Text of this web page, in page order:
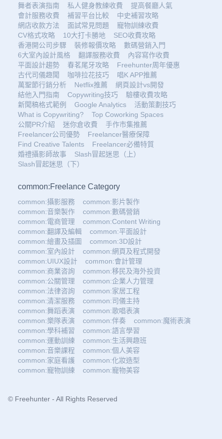
舞者表演指南
私人健身教練收費
提高餐廳人氣
會計服務收費
補習平台比較
中史補習攻略
網店收款方法
面試常見問題
寵物訓練收費
CV格式攻略
10大打卡勝地
SEO收費攻略
香港開公司步驟
裝修報價攻略
數碼營銷入門
6大室內設計風格
翻譯服務收費
內容寫作收費
平面設計趨勢
春茗尾牙攻略
Freehunter周年優惠
古代司儀趣聞
咖啡拉花技巧
唱K APP推薦
萬聖節行銷分析
Netflix推薦
網頁設計vs開發
結他入門指南
Copywriting技巧
驗樓收費攻略
新聞稿格式範例
Google Analytics
活動策劃技巧
What is Copywriting?
Top Coworking Spaces
公關PR介紹
迷你倉收費
手作市集推薦
Freelancer公司優勢
Freelancer醫療保障
Find Creative Talents
Freelancer必備特質
婚禮攝影師故事
Slash冒起迷思（上）
Slash冒起迷思（下）
common:Freelance Category
common:攝影服務
common:影片製作
common:音樂製作
common:數碼營銷
common:電商管理
common:Content Writing
common:翻譯及編輯
common:平面設計
common:繪畫及插圖
common:3D設計
common:室內設計
common:網頁及程式開發
common:UIUX設計
common:會計管理
common:商業咨詢
common:移民及海外投資
common:公關管理
common:企業人力管理
common:法律咨詢
common:家居工程
common:清潔服務
common:司儀主持
common:舞蹈表演
common:歌唱表演
common:樂隊表演
common:伴奏
common:魔術表演
common:學科補習
common:語言學習
common:運動訓練
common:生活興趣班
common:音樂課程
common:個人美容
common:家庭看護
common:化妝造型
common:寵物訓練
common:寵物美容
© Freehunter - All Rights Reserved